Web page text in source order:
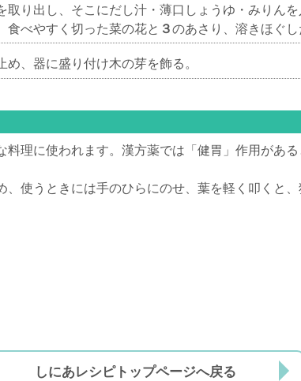
取り出し、そこにだし汁・薄口しょうゆ・みりん
食べやすく切った菜の花と ３のあさり、溶きほぐし
、器に盛り付け木の芽を飾る。
理に使われます。漢方薬では「健胃」作用がある
使うときには手のひらにのせ、葉を軽く叩くと、
しにあレシピトップページへ戻る